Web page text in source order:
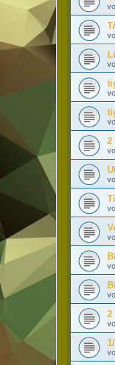
2
2